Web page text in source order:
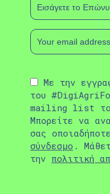
Με την
του
mailing list
Μπορείτε να
σας
σύνδεσμο .
την πολιτική